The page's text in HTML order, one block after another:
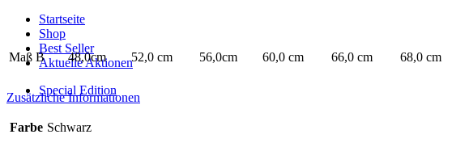
Startseite
Shop
Best Seller
Aktuelle Aktionen
Special Edition
Maß B 48,0cm 52,0 cm 56,0cm 60,0 cm 66,0 cm 68,0 cm
Zusätzliche Informationen
Farbe Schwarz